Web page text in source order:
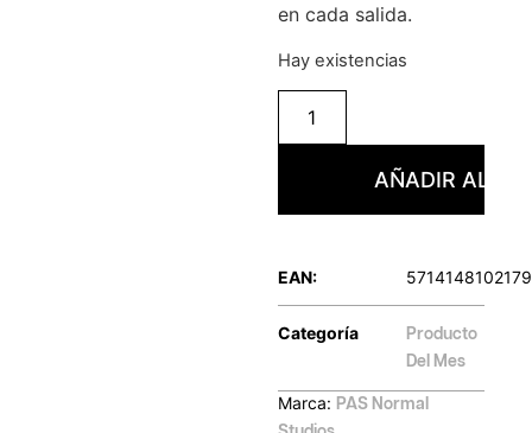
en cada salida.
Hay existencias
AÑADIR AL
EAN: 5714148102179
Categoría
Producto
Del Mes
Marca: PAS Normal